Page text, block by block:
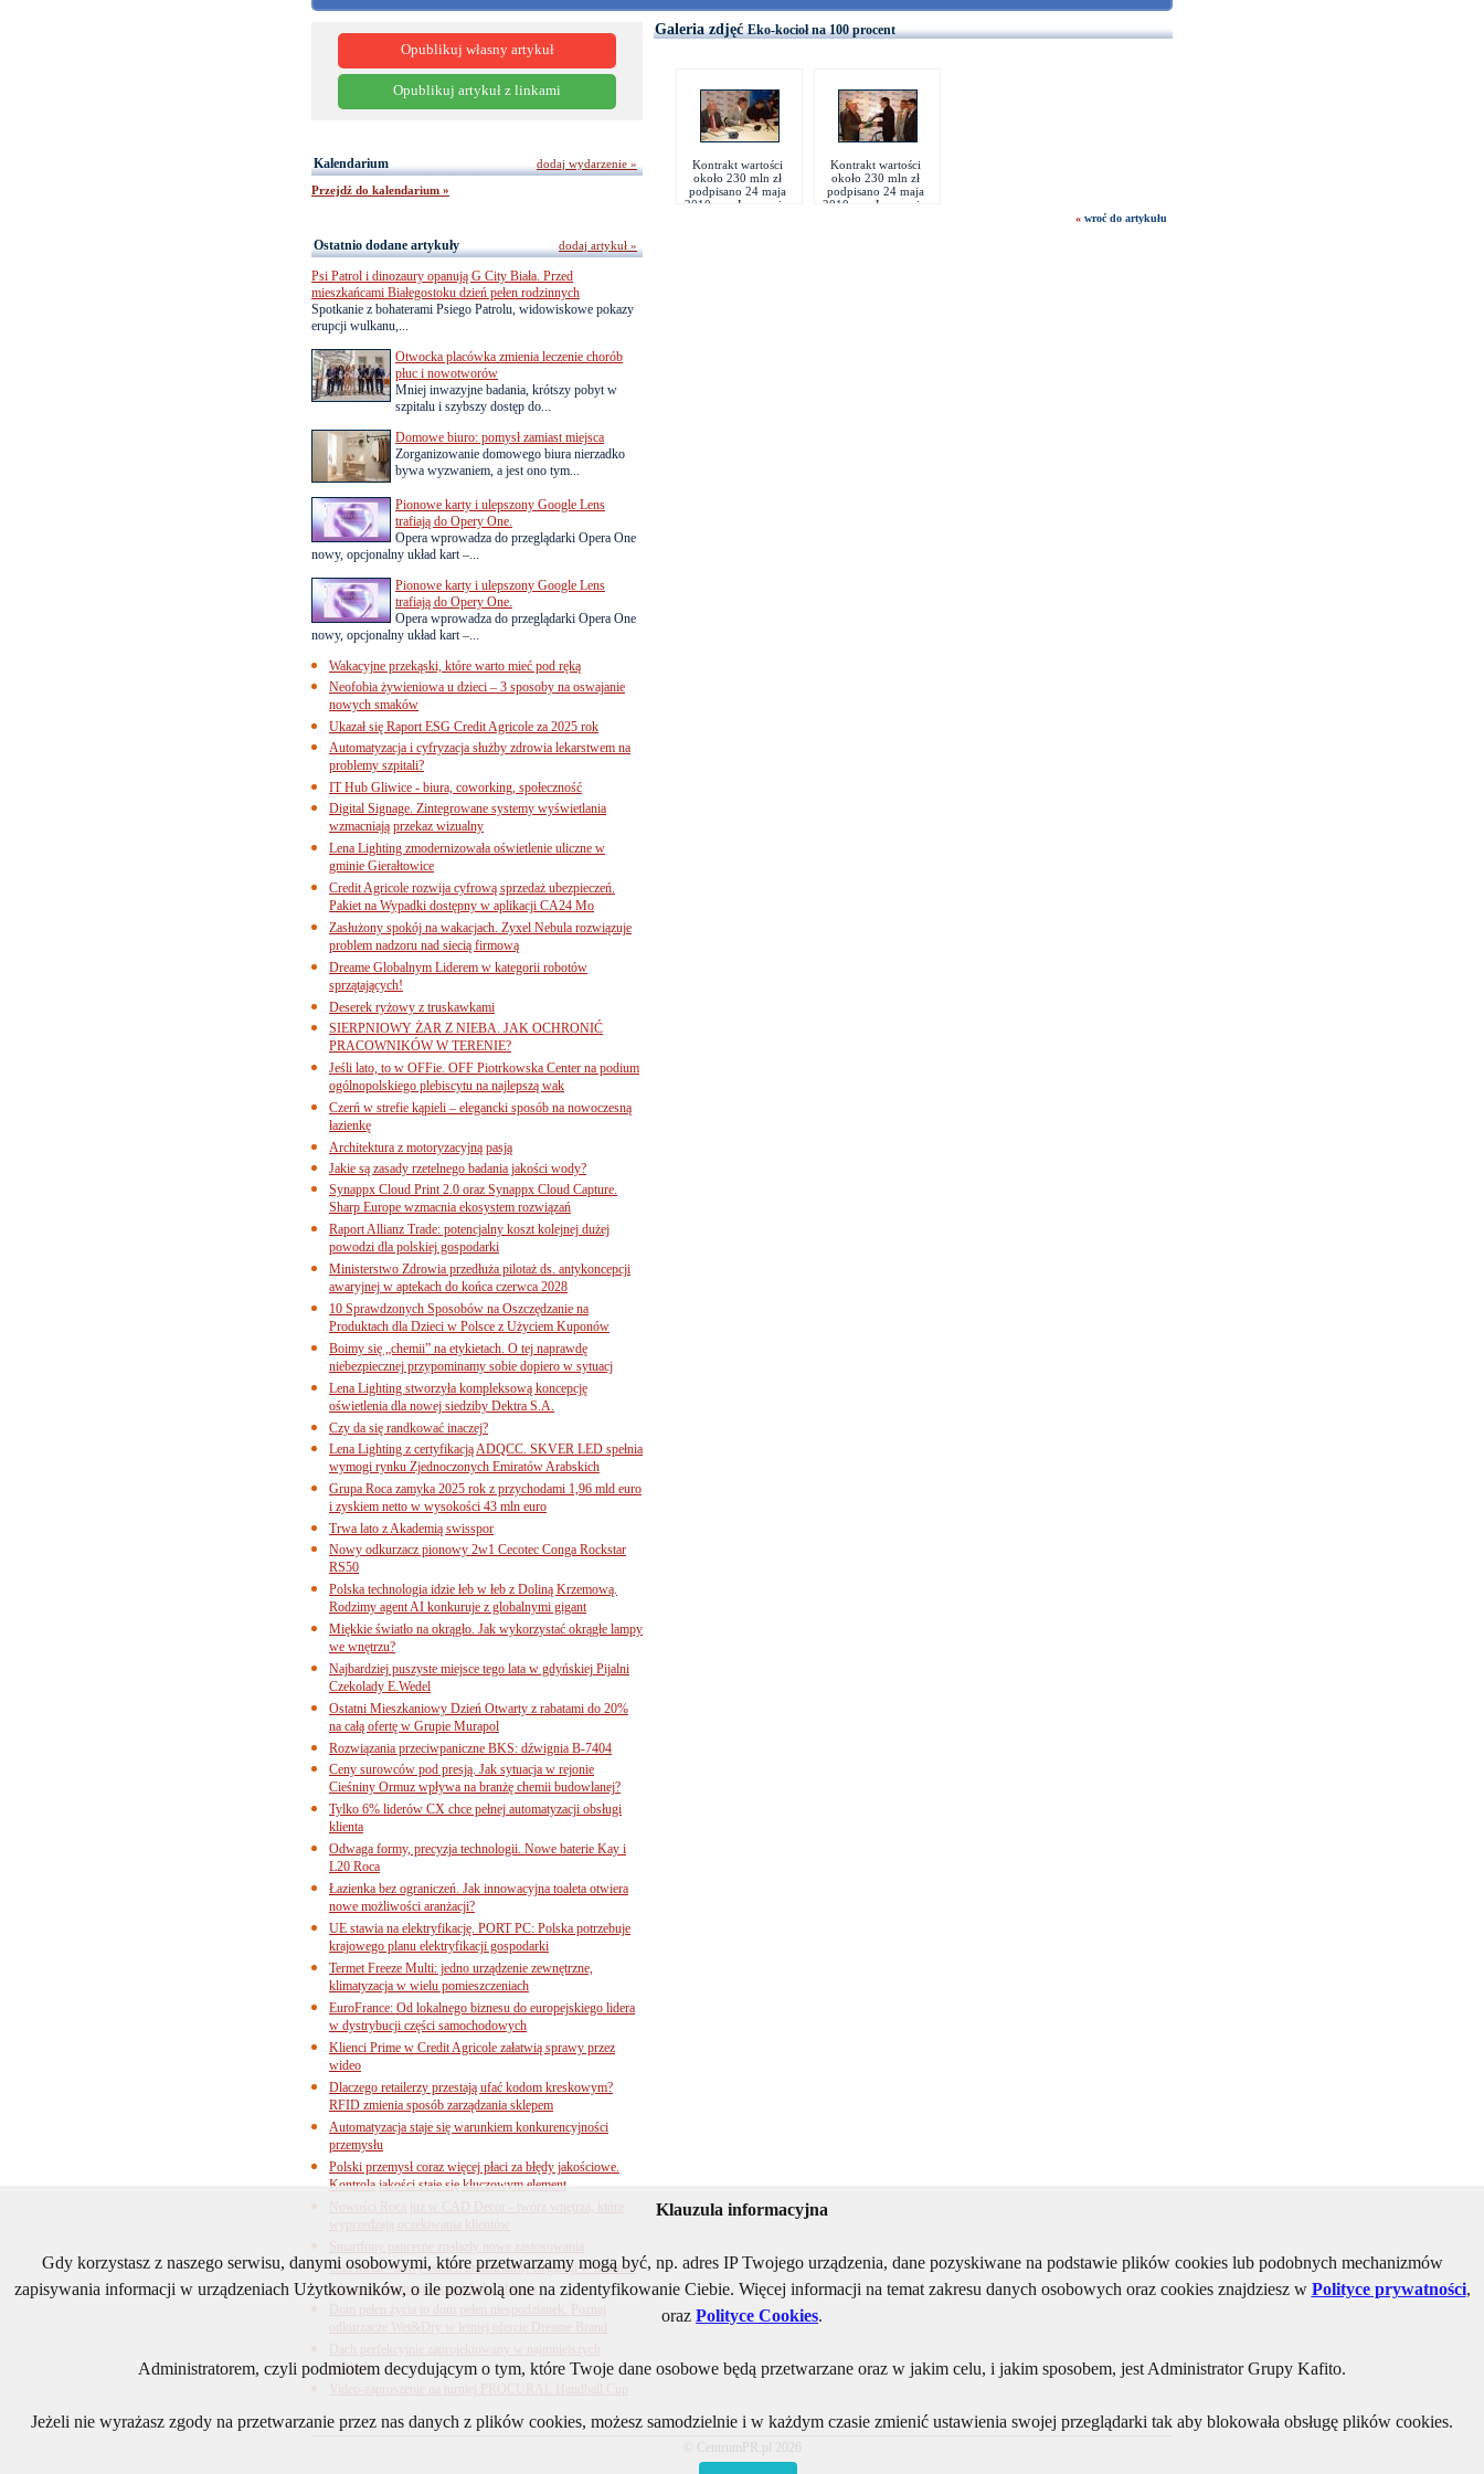
Galeria zdjęćEko-kocioł na 100 procent
Kontrakt wartości
około 230 mln zł
podpisano 24 maja
2010 r. w Jaworznie.
Kontrakt wartości
około 230 mln zł
podpisano 24 maja
2010 r. w Jaworznie.
« wroć do artykułu
Opublikuj własny artykuł
Opublikuj artykuł z linkami
Kalendarium
Przejdź do kalendarium »
dodaj wydarzenie »
Ostatnio dodane artykuły
Psi Patrol i dinozaury opanują G City Biała. Przed
mieszkańcami Białegostoku dzień pełen rodzinnych
Spotkanie z bohaterami Psiego Patrolu, widowiskowe pokazy
erupcji wulkanu,...
Otwocka placówka zmienia leczenie chorób
płuc i nowotworów
Mniej inwazyjne badania, krótszy pobyt w
szpitalu i szybszy dostęp do...
Domowe biuro: pomysł zamiast miejsca
Zorganizowanie domowego biura nierzadko
bywa wyzwaniem, a jest ono tym...
Pionowe karty i ulepszony Google Lens
trafiają do Opery One.
Opera wprowadza do przeglądarki Opera One
nowy, opcjonalny układ kart –...
Pionowe karty i ulepszony Google Lens
trafiają do Opery One.
Opera wprowadza do przeglądarki Opera One
nowy, opcjonalny układ kart –...
Wakacyjne przekąski, które warto mieć pod ręką
Neofobia żywieniowa u dzieci – 3 sposoby na oswajanie
nowych smaków
Ukazał się Raport ESG Credit Agricole za 2025 rok
Automatyzacja i cyfryzacja służby zdrowia lekarstwem na
problemy szpitali?
IT Hub Gliwice - biura, coworking, społeczność
Digital Signage. Zintegrowane systemy wyświetlania
wzmacniają przekaz wizualny
Lena Lighting zmodernizowała oświetlenie uliczne w
gminie Gierałtowice
Credit Agricole rozwija cyfrową sprzedaż ubezpieczeń.
Pakiet na Wypadki dostępny w aplikacji CA24 Mo
Zasłużony spokój na wakacjach. Zyxel Nebula rozwiązuje
problem nadzoru nad siecią firmową
Dreame Globalnym Liderem w kategorii robotów
sprzątających!
Deserek ryżowy z truskawkami
SIERPNIOWY ŻAR Z NIEBA. JAK OCHRONIĆ
PRACOWNIKÓW W TERENIE?
Jeśli lato, to w OFFie. OFF Piotrkowska Center na podium
ogólnopolskiego plebiscytu na najlepszą wak
Czerń w strefie kąpieli – elegancki sposób na nowoczesną
łazienkę
Architektura z motoryzacyjną pasją
Jakie są zasady rzetelnego badania jakości wody?
Synappx Cloud Print 2.0 oraz Synappx Cloud Capture.
Sharp Europe wzmacnia ekosystem rozwiązań
Raport Allianz Trade: potencjalny koszt kolejnej dużej
powodzi dla polskiej gospodarki
Ministerstwo Zdrowia przedłuża pilotaż ds. antykoncepcji
awaryjnej w aptekach do końca czerwca 2028
10 Sprawdzonych Sposobów na Oszczędzanie na
Produktach dla Dzieci w Polsce z Użyciem Kuponów
Boimy się „chemii” na etykietach. O tej naprawdę
niebezpiecznej przypominamy sobie dopiero w sytuacj
Lena Lighting stworzyła kompleksową koncepcję
oświetlenia dla nowej siedziby Dektra S.A.
Czy da się randkować inaczej?
Lena Lighting z certyfikacją ADQCC. SKVER LED spełnia
wymogi rynku Zjednoczonych Emiratów Arabskich
Grupa Roca zamyka 2025 rok z przychodami 1,96 mld euro
i zyskiem netto w wysokości 43 mln euro
Trwa lato z Akademią swisspor
Nowy odkurzacz pionowy 2w1 Cecotec Conga Rockstar
RS50
Polska technologia idzie łeb w łeb z Doliną Krzemową.
Rodzimy agent AI konkuruje z globalnymi gigant
Miękkie światło na okrągło. Jak wykorzystać okrągłe lampy
we wnętrzu?
Najbardziej puszyste miejsce tego lata w gdyńskiej Pijalni
Czekolady E.Wedel
Ostatni Mieszkaniowy Dzień Otwarty z rabatami do 20%
na całą ofertę w Grupie Murapol
Rozwiązania przeciwpaniczne BKS: dźwignia B-7404
Ceny surowców pod presją. Jak sytuacja w rejonie
Cieśniny Ormuz wpływa na branżę chemii budowlanej?
Tylko 6% liderów CX chce pełnej automatyzacji obsługi
klienta
Odwaga formy, precyzja technologii. Nowe baterie Kay i
L20 Roca
Łazienka bez ograniczeń. Jak innowacyjna toaleta otwiera
nowe możliwości aranżacji?
UE stawia na elektryfikację. PORT PC: Polska potrzebuje
krajowego planu elektryfikacji gospodarki
Termet Freeze Multi: jedno urządzenie zewnętrzne,
klimatyzacja w wielu pomieszczeniach
EuroFrance: Od lokalnego biznesu do europejskiego lidera
w dystrybucji części samochodowych
Klienci Prime w Credit Agricole załatwią sprawy przez
wideo
Dlaczego retailerzy przestają ufać kodom kreskowym?
RFID zmienia sposób zarządzania sklepem
Automatyzacja staje się warunkiem konkurencyjności
przemysłu
Polski przemysł coraz więcej płaci za błędy jakościowe.
Kontrola jakości staje się kluczowym element
Nowości Roca już w CAD Decor - twórz wnętrza, które
wyprzedzają oczekiwania klientów
Gun metal - nowy odcień industrialnej elegancji w łazience
Jak upały zmieniają gospodarkę i biznes
Dom pełen życia to dom pełen niespodzianek. Poznaj
odkurzacze Wet&Dry w letniej ofercie Dreame Brand
Dach perfekcyjnie zaprojektowany w najmniejszych
detalach
Video-zaproszenie na turniej PROCURAL Handball Cup
dodaj artykuł »
© CentrumPR.pl 2026
Klauzula informacyjna
Gdy korzystasz z naszego serwisu, danymi osobowymi, które przetwarzamy mogą być, np. adres IP Twojego urządzenia, dane pozyskiwane na podstawie plików cookies lub podobnych mechanizmów
zapisywania informacji w urządzeniach Użytkowników, o ile pozwolą one na zidentyfikowanie Ciebie. Więcej informacji na temat zakresu danych osobowych oraz cookies znajdziesz w Polityce prywatności,
oraz Polityce Cookies.
Administratorem, czyli podmiotem decydującym o tym, które Twoje dane osobowe będą przetwarzane oraz w jakim celu, i jakim sposobem, jest Administrator Grupy Kafito.
Jeżeli nie wyrażasz zgody na przetwarzanie przez nas danych z plików cookies, możesz samodzielnie i w każdym czasie zmienić ustawienia swojej przeglądarki tak aby blokowała obsługę plików cookies.